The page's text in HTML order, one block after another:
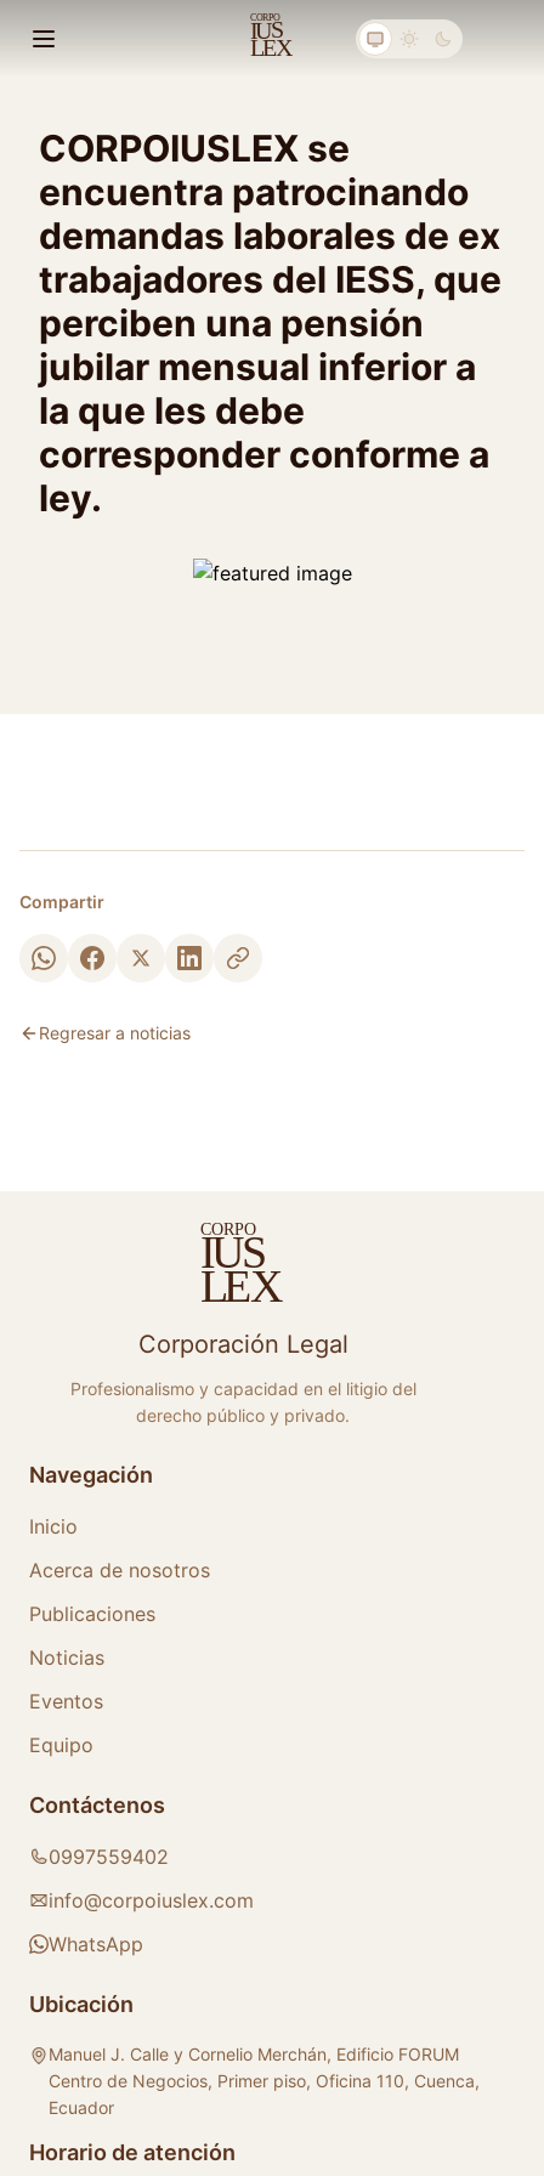
Abrir menú principal
US
I
LEX
CORPO
CORPOIUSLEX se
encuentra patrocinando
demandas laborales de ex
trabajadores del IESS, que
perciben una pensión
jubilar mensual inferior a
la que les debe
corresponder conforme a
ley.
Compartir
Regresar a noticias
US
I
LEX
CORPO
Corporación Legal
Profesionalismo y capacidad en el litigio del
derecho público y privado.
Navegación
Inicio
Acerca de nosotros
Publicaciones
Noticias
Eventos
Equipo
Contáctenos
0997559402
info@corpoiuslex.com
WhatsApp
Ubicación
Manuel J. Calle y Cornelio Merchán, Edificio FORUM
Centro de Negocios, Primer piso, Oficina 110, Cuenca,
Ecuador
Horario de atención